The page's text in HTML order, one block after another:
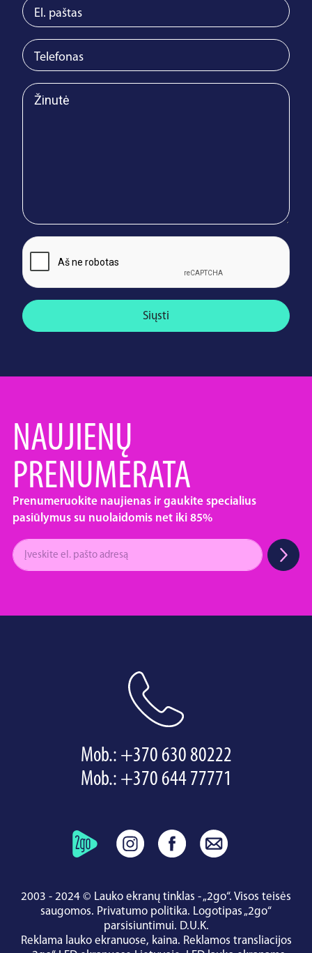
Siųsti
NAUJIENŲ
PRENUMERATA
Prenumeruokite naujienas ir gaukite specialius
pasiūlymus su nuolaidomis net iki 85%
Mob.: +370 630 80222
Mob.: +370 644 77771
2003 - 2024 © Lauko ekranų tinklas - „2go“. Visos teisės
saugomos. Privatumo politika. Logotipas „2go“
parsisiuntimui. D.U.K.
Reklama lauko ekranuose, kaina. Reklamos transliacijos